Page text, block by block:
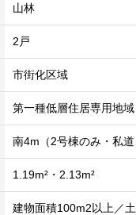
山林
2戸
市街化区域
第一種低層住居専用地域
南4m（2号棟のみ・私道
1.19m²・2.13m²
建物面積100m2以上／